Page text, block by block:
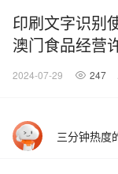
印刷文字识别
澳门食品经营
2024-07-29 247
三分钟热度